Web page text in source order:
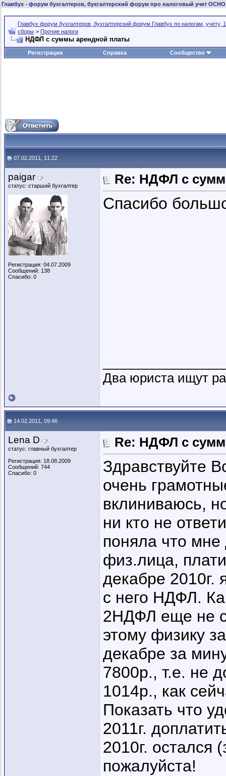
Главбух - форум бухгалтеров, бухгалтерский форум про налоговый учет
Главбух форум бухгалтеров, бухгалтерский форум Главбух по налогам, учету,
сборы > Прочие налоги
НДФЛ с суммы арендной платы
Регистрация Справка Сообщество
07.02.2011, 11:22
paigar
статус: старший бухгалтер
Регистрация: 04.07.2009
Сообщений: 138
Спасибо: 0
Re: НДФЛ с
Спасибо
Два юриста ищут
14.02.2011, 09:46
Lena D
статус: главный бухгалтер
Регистрация: 18.08.2009
Сообщений: 744
Спасибо: 0
Re: НДФЛ с
Здравствуйте
очень
вклиниваюсь,
ни кто не
поняла что
физ.лица,
декабре 2010г.
с него НДФЛ.
2НДФЛ еще не
этому физику
декабре за
7800р., т.е. не
1014р., как
Показать что
2011г.
2010г. остался
пожалуйста!